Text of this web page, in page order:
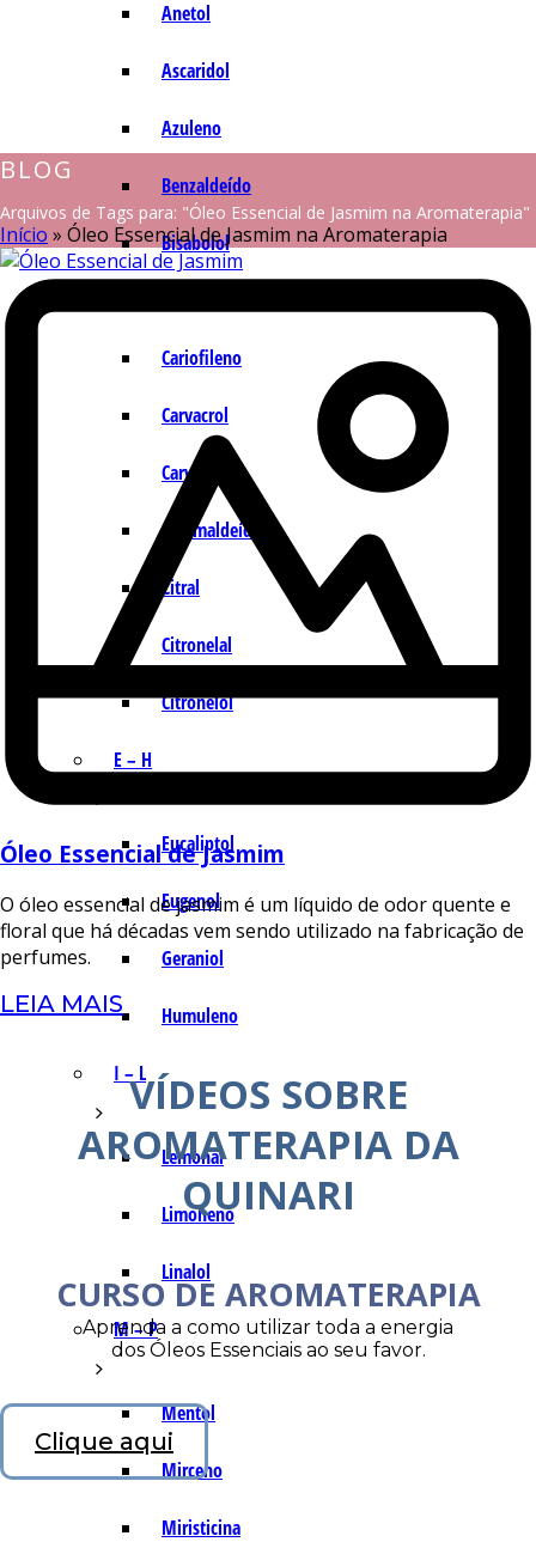
Anetol
Ascaridol
Azuleno
Benzaldeído
Bisabolol
Cariofileno
Carvacrol
Carvona
Cinamaldeído
Citral
Citronelal
Citronelol
E – H
Eucaliptol
Eugenol
Geraniol
Humuleno
I – L
Lemonal
Limoneno
Linalol
M – P
Mentol
Mirceno
Miristicina
BLOG
Arquivos de Tags para: "Óleo Essencial de Jasmim na Aromaterapia"
Início » Óleo Essencial de Jasmim na Aromaterapia
Óleo Essencial de Jasmim
O óleo essencial de jasmim é um líquido de odor quente e
floral que há décadas vem sendo utilizado na fabricação de
perfumes.
LEIA MAIS
VÍDEOS SOBRE
AROMATERAPIA DA
QUINARI
CURSO DE AROMATERAPIA
Aprenda a como utilizar toda a energia
dos Óleos Essenciais ao seu favor.
Clique aqui